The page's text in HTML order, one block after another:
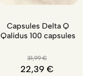
Capsules Delta Q
Qalidus 100 capsules
31,99 €
22,39 €